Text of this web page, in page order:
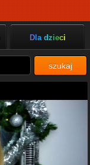
Dla dzieci
szukaj